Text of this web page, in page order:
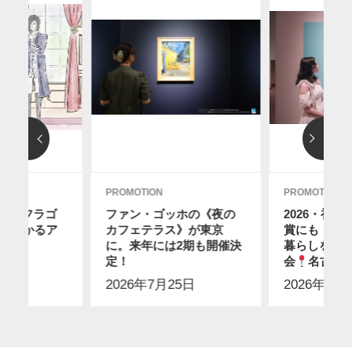
・フラゴ
わかるア
PROMOTION
ファン・ゴッホの《夜の
カフェテラス》が東京
に。来年には2期も開催決
定！
2026年7月25日
PROMOTION
2026・初め
賞にも！ス
暮らしを感
会
名古屋
2026年7月